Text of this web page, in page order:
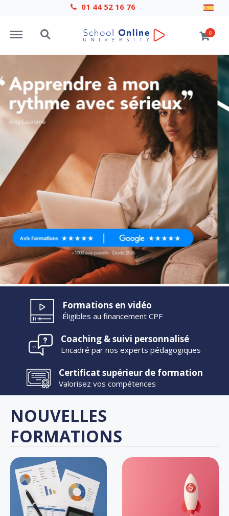
01 44 52 16 76
Menu Search 0
Formations en vidéo
Éligibles au financement CPF
Coaching & suivi personnalisé
Encadré par nos experts pédagogiques
Certificat supérieur de formation
Valorisez vos compétences
NOUVELLES
FORMATIONS